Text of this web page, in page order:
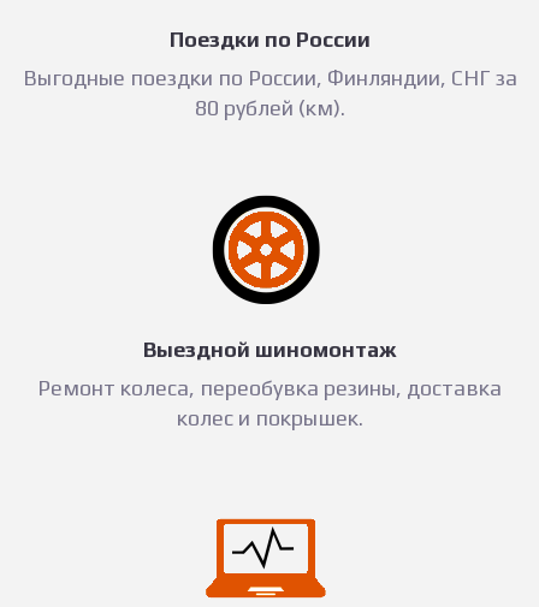
Поездки по России
Выгодные поездки по России, Финляндии, СНГ за
80 рублей (км).
Выездной шиномонтаж
Ремонт колеса, переобувка резины, доставка
колес и покрышек.